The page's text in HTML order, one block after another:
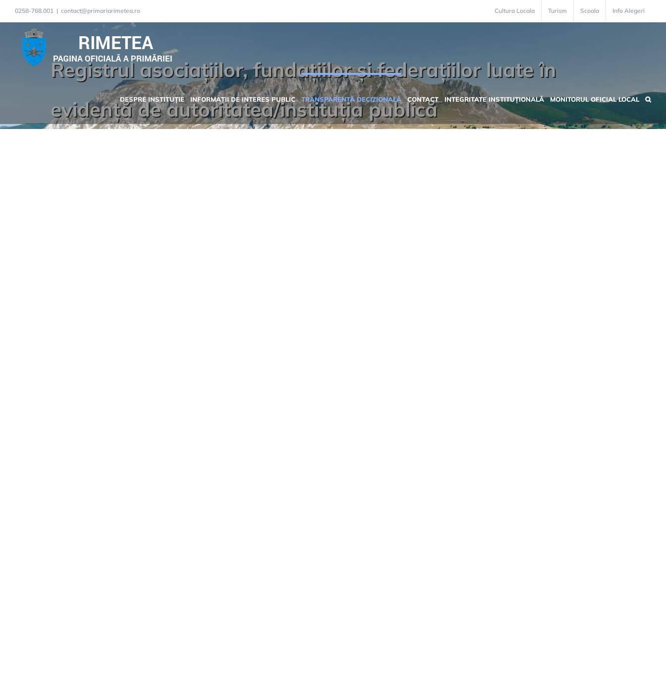
Skip
to
content
0258-768.001 | contact@primariarimetea.ro Cultura Locala Turism Scoala Info Alegeri
DESPRE INSTITUȚIE INFORMAȚII DE INTERES PUBLIC TRANSPARENȚĂ DECIZIONALĂ CONTACT INTEGRITATE INSTITUȚIONALĂ MONITORUL OFICIAL LOCAL
Registrul asociațiilor, fundațiilor și federațiilor luate în
evidență de autoritatea/instituția publică